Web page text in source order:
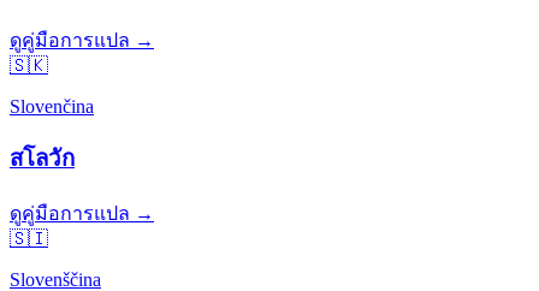
ดูคู่มือการแปล →
🇸🇰
Slovenčina
สโลวัก
ดูคู่มือการแปล →
🇸🇮
Slovenščina